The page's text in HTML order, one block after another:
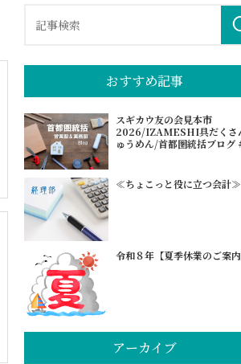
おすすめ記事
スギカウ友の会見本市
2026/IZAMESHI具だくさ
ゅうめん/首都圏統括ブログ
≪ちょこっと役に立つ会計≫
令和８年【夏季休業のご案内
アーカイブ